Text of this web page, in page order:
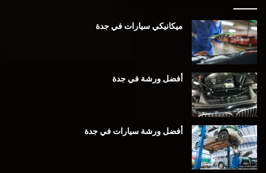
ميكانيكي سيارات في جدة
أفضل ورشة في جدة
أفضل ورشة سيارات في جدة